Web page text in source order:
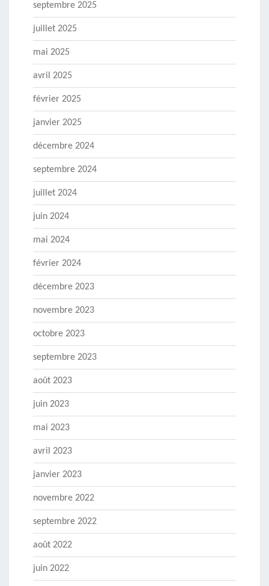
septembre 2025
juillet 2025
mai 2025
avril 2025
février 2025
janvier 2025
décembre 2024
septembre 2024
juillet 2024
juin 2024
mai 2024
février 2024
décembre 2023
novembre 2023
octobre 2023
septembre 2023
août 2023
juin 2023
mai 2023
avril 2023
janvier 2023
novembre 2022
septembre 2022
août 2022
juin 2022